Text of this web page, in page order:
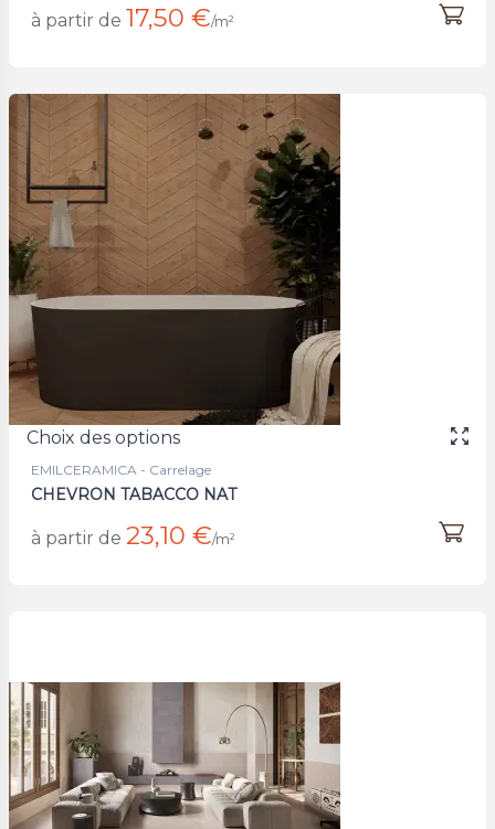
à partir de 17,50 €/m²
Choix des options
EMILCERAMICA - Carrelage
CHEVRON TABACCO NAT
à partir de 23,10 €/m²